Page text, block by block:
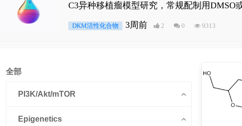
C3异种移植瘤模型研究，常规配制用DMSO
DKM活性化合物 3周前 2 0 9313
全部
PI3K/Akt/mTOR
Epigenetics